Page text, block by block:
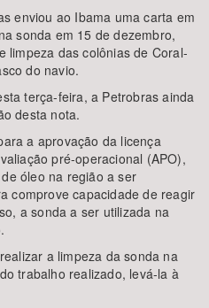
enviou ao Ibama uma carta em
sonda em 15 de dezembro,
limpeza das colônias de Coral-
do navio.
terça-feira, a Petrobras ainda
desta nota.
a aprovação da licença
pré-operacional (APO),
óleo na região a ser
comprove capacidade de reagir
a sonda a ser utilizada na
a limpeza da sonda na
trabalho realizado, levá-la à